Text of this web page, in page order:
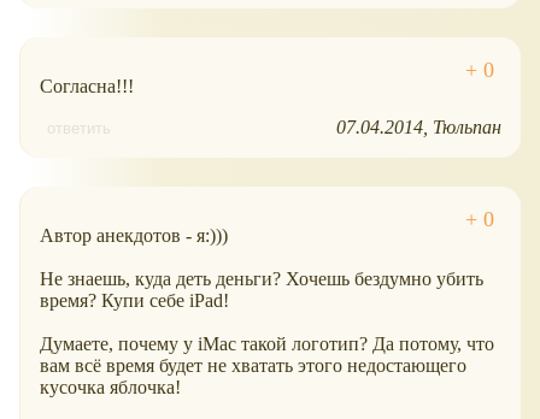
Согласна!!!
ответить 07.04.2014 Тюльпан
Автор анекдотов - я:)))
Не знаешь, куда деть деньги? Хочешь бездумно убить
время? Купи себе iPad!
Думаете, почему у iMac такой логотип? Да потому, что
вам всё время будет не хватать этого недостающего
кусочка яблочка!